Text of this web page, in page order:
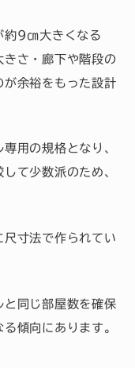
約9㎝大きくなる
さ・廊下や階段の
余裕をもった設計
用の規格となり、
て少数派のため、
寸法で作られてい
同じ部屋数を確保
傾向にあります。